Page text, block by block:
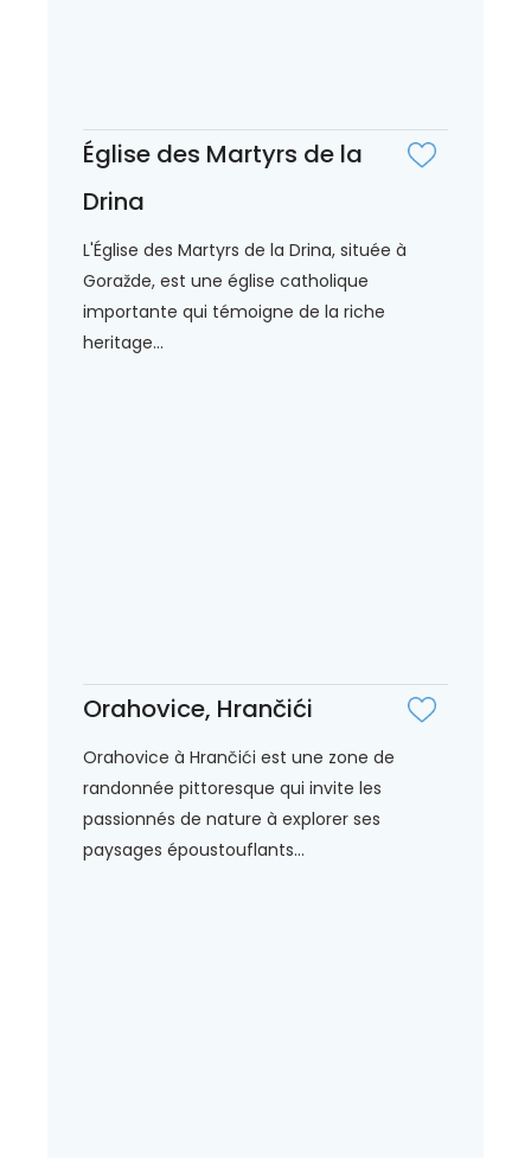
Église des Martyrs de la
Drina
L'Église des Martyrs de la Drina, située à
Goražde, est une église catholique
importante qui témoigne de la riche
heritage...
Orahovice, Hrančići
Orahovice à Hrančići est une zone de
randonnée pittoresque qui invite les
passionnés de nature à explorer ses
paysages époustouflants...